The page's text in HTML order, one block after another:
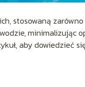
stosowaną
minimalizując
aby dowiedzieć